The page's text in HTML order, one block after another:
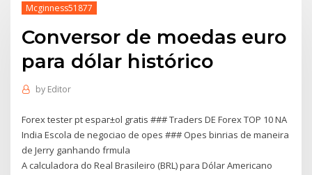
Mcginness51877
Conversor de moedas euro
para dólar histórico
by Editor
Forex tester pt espaг±ol gratis ### Traders DE Forex TOP 10 NA
India Escola de negociao de opes ### Opes binrias de maneira
de Jerry ganhando frmula
A calculadora do Real Brasileiro (BRL) para Dólar Americano